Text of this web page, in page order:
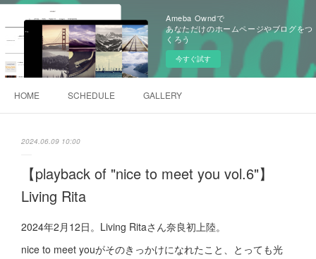
Ameba Owndで
あなただけのホームページやブログをつ
くろう
今すぐ試す
HOME SCHEDULE GALLERY
2024.06.09 10:00
【playback of "nice to meet you vol.6"】
Living Rita
2024年2月12日。Living Ritaさん奈良初上陸。
nice to meet youがそのきっかけになれたこと、とっても光